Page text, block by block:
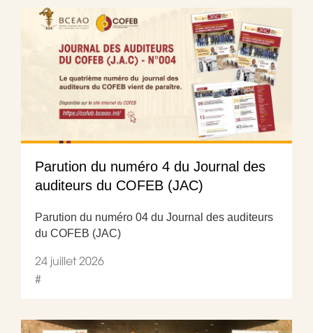
Parution du numéro 4 du Journal des
auditeurs du COFEB (JAC)
Parution du numéro 04 du Journal des auditeurs
du COFEB (JAC)
24 juillet 2026
#